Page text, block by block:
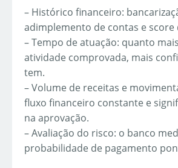
– Histórico financeiro:
adimplemento de contas e score
– Tempo de atuação: quanto
atividade comprovada, mais
tem.
– Volume de receitas e
fluxo financeiro constante e
na aprovação.
– Avaliação do risco: o banco
probabilidade de pagamento